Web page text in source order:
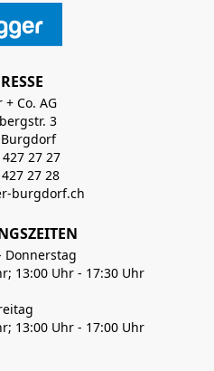
+ Co. AG
3
27 27
427 27 28
burgdorf.ch
Donnerstag
13:00 Uhr - 17:30 Uhr
13:00 Uhr - 17:00 Uhr